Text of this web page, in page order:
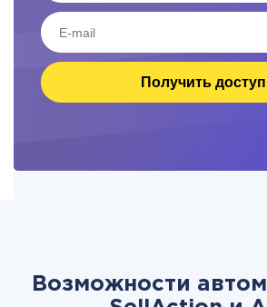
Получить доступ
Возможности